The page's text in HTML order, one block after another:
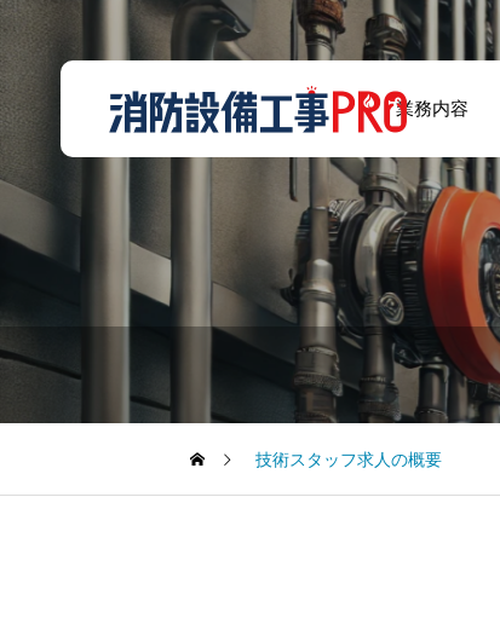
業務内容
雑居ビル12階でサ
ウナを開いたらス
プリンクラーを設
置義務が生じると
聞いてびっくり！
物販店での消防設
備設置基準
技術スタッフ求人の概要